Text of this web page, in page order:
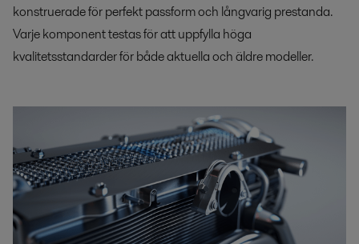
konstruerade för perfekt passform och långvarig prestanda.
Varje komponent testas för att uppfylla höga
kvalitetsstandarder för både aktuella och äldre modeller.